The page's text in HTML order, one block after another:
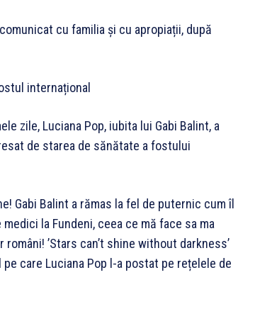
cu familia și cu apropiații, după
internațional
zile, Luciana Pop, iubita lui Gabi Balint, a
de starea de sănătate a fostului
Gabi Balint a rămas la fel de puternic cum îl
la Fundeni, ceea ce mă face sa ma
’Stars can’t shine without darkness’
care Luciana Pop l-a postat pe rețelele de